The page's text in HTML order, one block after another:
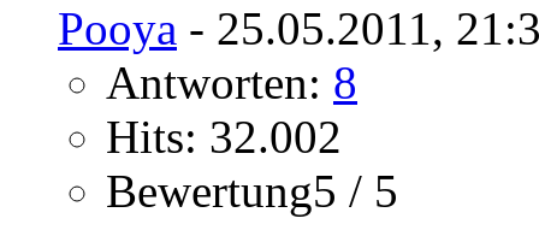
Pooya - 25.05.2011,
Antworten: 8
Hits: 32.002
Bewertung5 / 5